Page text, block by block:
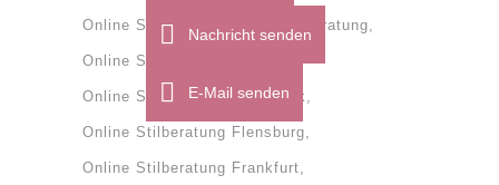
Online Stilberatung onlinestilberatung
Online Stilberatung Bremen
Online Stilberatung Dänemark
Online Stilberatung Flensburg
Online Stilberatung Frankfurt
Nachricht senden
E-Mail senden